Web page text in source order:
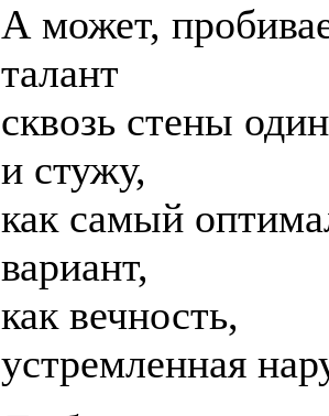
А может,
талант
сквозь стены
и стужу,
как самый
вариант,
как вечность,
устремленная